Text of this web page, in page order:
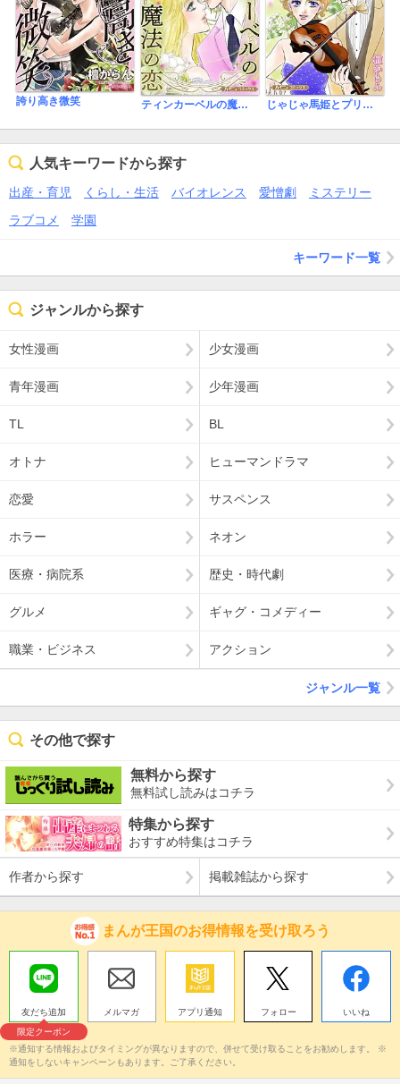
誇り高き微笑 ティンカーベルの魔法の恋【新装版】 じゃじゃ馬姫とプリンス【新装版】
人気キーワードから探す
出産・育児 くらし・生活 バイオレンス 愛憎劇
ミステリー
ラブコメ
学園
キーワード一覧
ジャンルから探す
女性漫画 少女漫画
青年漫画 少年漫画
TL BL
オトナ ヒューマンドラマ
恋愛 サスペンス
ホラー ネオン
医療・病院系 歴史・時代劇
グルメ ギャグ・コメディー
職業・ビジネス アクション
ジャンル一覧
その他で探す
無料から探す
無料試し読みはコチラ
特集から探す
おすすめ特集はコチラ
作者から探す 掲載雑誌から探す
まんが王国のお得情報を受け取ろう
友だち追加
限定クーポン
メルマガ アプリ通知 フォロー いいね
※通知する情報およびタイミングが異なりますので、併せて受け取ることをお勧めします。 ※
通知をしないキャンペーンもあります。ご了承ください。